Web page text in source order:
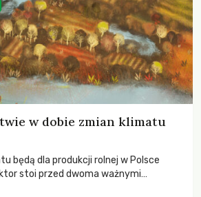
w dobie zmian klimatu
będą dla produkcji rolnej w Polsce
stoi przed dwoma ważnymi